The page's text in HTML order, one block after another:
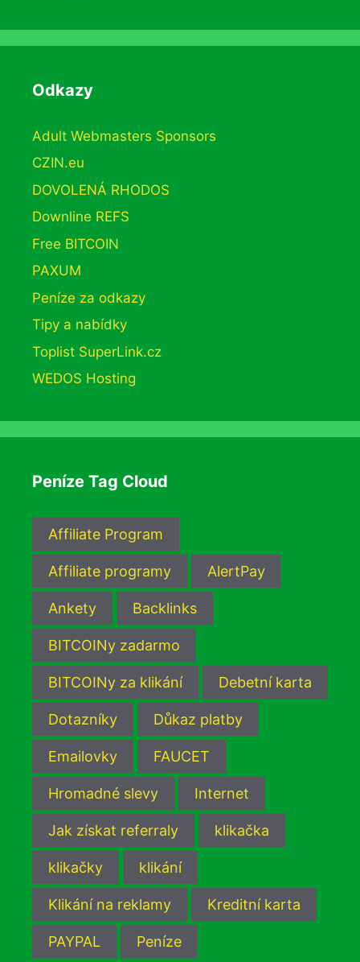
Odkazy
Adult Webmasters Sponsors
CZIN.eu
DOVOLENÁ RHODOS
Downline REFS
Free BITCOIN
PAXUM
Peníze za odkazy
Tipy a nabídky
Toplist SuperLink.cz
WEDOS Hosting
Peníze Tag Cloud
Affiliate Program
Affiliate programy AlertPay
Ankety Backlinks
BITCOINy zadarmo
BITCOINy za klikání Debetní karta
Dotazníky Důkaz platby
Emailovky FAUCET
Hromadné slevy Internet
Jak získat referraly klikačka
klikačky klikání
Klikání na reklamy Kreditní karta
PAYPAL Peníze